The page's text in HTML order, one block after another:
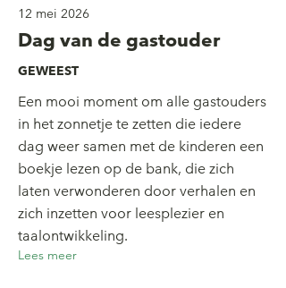
12 mei 2026
Dag van de gastouder
GEWEEST
Een mooi moment om alle gastouders
in het zonnetje te zetten die iedere
dag weer samen met de kinderen een
boekje lezen op de bank, die zich
laten verwonderen door verhalen en
zich inzetten voor leesplezier en
taalontwikkeling.
Lees meer